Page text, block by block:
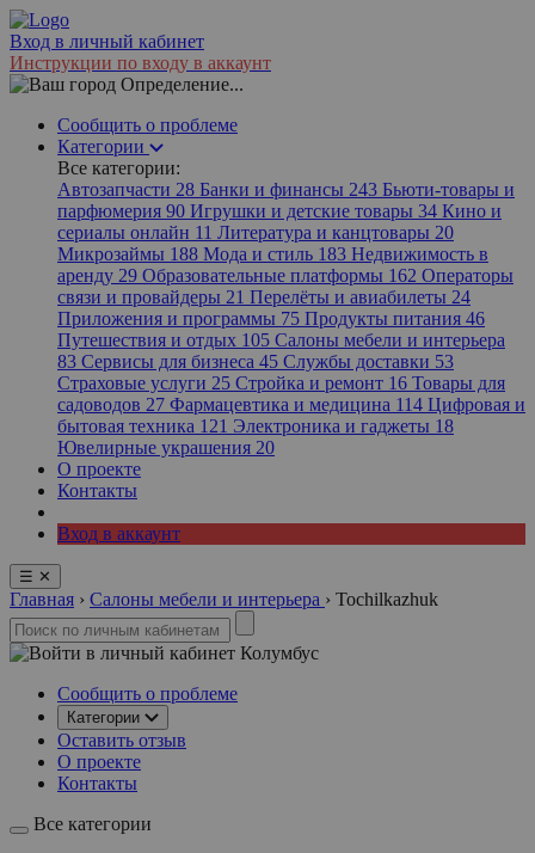
Вход в личный кабинет
Инструкции по входу в аккаунт
Определение...
Сообщить о проблеме
Категории
Все категории:
Автозапчасти 28 Банки и финансы 243 Бьюти-товары и
парфюмерия 90 Игрушки и детские товары 34 Кино и
сериалы онлайн 11 Литература и канцтовары 20
Микрозаймы 188 Мода и стиль 183 Недвижимость в
аренду 29 Образовательные платформы 162 Операторы
связи и провайдеры 21 Перелёты и авиабилеты 24
Приложения и программы 75 Продукты питания 46
Путешествия и отдых 105 Салоны мебели и интерьера
83 Сервисы для бизнеса 45 Службы доставки 53
Страховые услуги 25 Стройка и ремонт 16 Товары для
садоводов 27 Фармацевтика и медицина 114 Цифровая и
бытовая техника 121 Электроника и гаджеты 18
Ювелирные украшения 20
О проекте
Контакты
Вход в аккаунт
☰ ✕
Главная › Салоны мебели и интерьера › Tochilkazhuk
Колумбус
Сообщить о проблеме
Категории
Оставить отзыв
О проекте
Контакты
Все категории